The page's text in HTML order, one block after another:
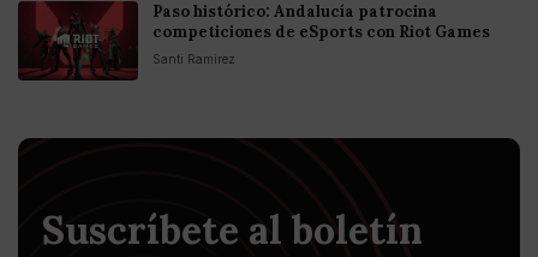
Paso histórico: Andalucía patrocina
competiciones de eSports con Riot Games
Santi Ramirez
Suscríbete al boletín